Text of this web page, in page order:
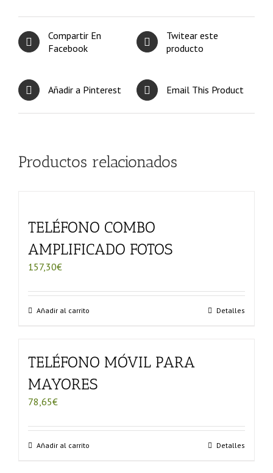
Compartir En
Facebook
Twitear este
producto
Añadir a Pinterest Email This Product
Productos relacionados
TELÉFONO COMBO
AMPLIFICADO FOTOS
157,30€
Añadir al carrito Detalles
TELÉFONO MÓVIL PARA
MAYORES
78,65€
Añadir al carrito Detalles